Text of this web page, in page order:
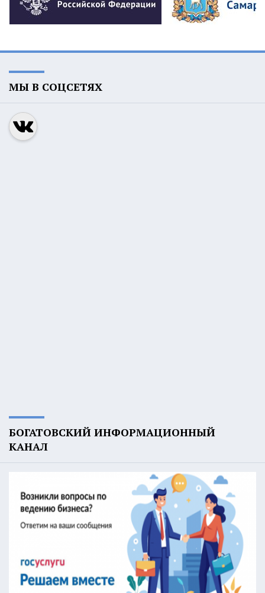
МЫ В СОЦСЕТЯХ
БОГАТОВСКИЙ ИНФОРМАЦИОННЫЙ
КАНАЛ